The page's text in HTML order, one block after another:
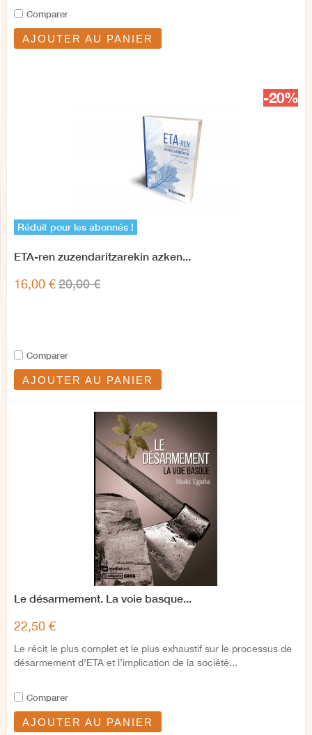
Comparer
AJOUTER AU PANIER
-20%
Réduit pour les abonnés !
ETA-ren zuzendaritzarekin azken...
16,00 €20,00 €
Comparer
AJOUTER AU PANIER
Le désarmement. La voie basque...
22,50 €
Le récit le plus complet et le plus exhaustif sur le processus de
désarmement d’ETA et l’implication de la société...
Comparer
AJOUTER AU PANIER